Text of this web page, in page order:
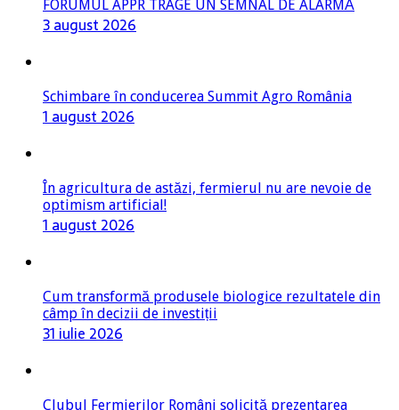
FORUMUL APPR TRAGE UN SEMNAL DE ALARMĂ
3 august 2026
Schimbare în conducerea Summit Agro România
1 august 2026
În agricultura de astăzi, fermierul nu are nevoie de
optimism artificial!
1 august 2026
Cum transformă produsele biologice rezultatele din
câmp în decizii de investiții
31 iulie 2026
Clubul Fermierilor Români solicită prezentarea